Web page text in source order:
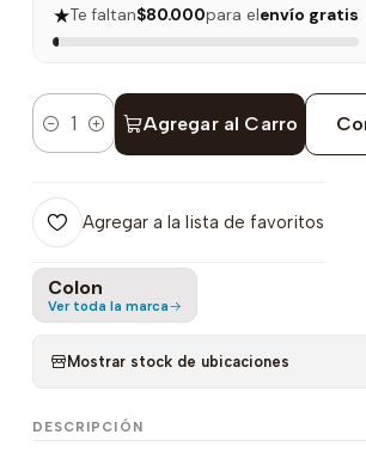
★Te faltan$80.000para elenvío gratis
Cantidad Agregar al Carro
Agregar a la lista de favoritos
Colon
Ver toda la marca
Mostrar stock de ubicaciones
DESCRIPCIÓN